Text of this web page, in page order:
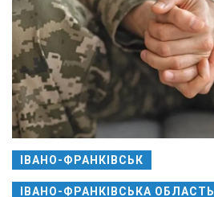
ІВАНО-ФРАНКІВСЬК
ІВАНО-ФРАНКІВСЬКА ОБЛАСТЬ